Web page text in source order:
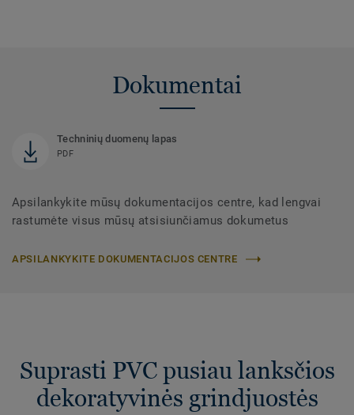
Dokumentai
Techninių duomenų lapas
PDF
Apsilankykite mūsų dokumentacijos centre, kad lengvai
rastumėte visus mūsų atsisiunčiamus dokumetus
APSILANKYKITE DOKUMENTACIJOS CENTRE
Suprasti PVC pusiau lanksčios
dekoratyvinės grindjuostės